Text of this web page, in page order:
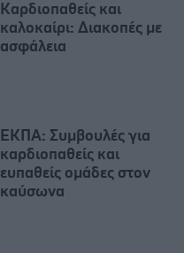
Καρδιοπαθείς και
καλοκαίρι: Διακοπές με
ασφάλεια
ΕΚΠΑ: Συμβουλές για
καρδιοπαθείς και
ευπαθείς ομάδες στον
καύσωνα